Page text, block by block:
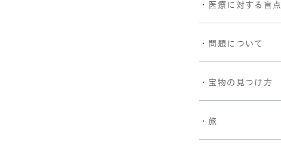
・医療に対する盲点
・問題について
・宝物の見つけ方
・旅